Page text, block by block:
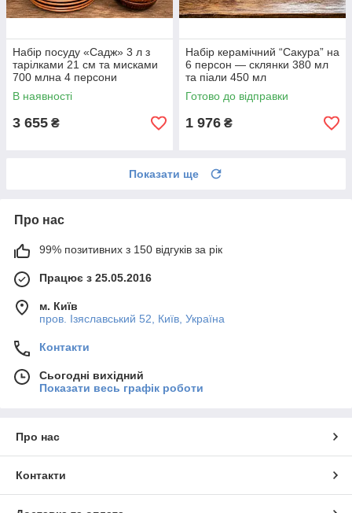
Набір посуду «Садж» 3 л з
тарілками 21 см та мисками
700 млна 4 персони
В наявності
3 655 ₴
Набір керамічний “Сакура” на
6 персон — склянки 380 мл
та піали 450 мл
Готово до відправки
1 976 ₴
Показати ще
Про нас
99% позитивних з 150 відгуків за рік
Працює з 25.05.2016
м. Київ
пров. Ізяславський 52, Київ, Україна
Контакти
Сьогодні вихідний
Показати весь графік роботи
Про нас
Контакти